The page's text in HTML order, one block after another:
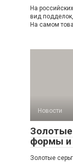
На
вид
На самом
Новости
Золотые
формы и
Золотые